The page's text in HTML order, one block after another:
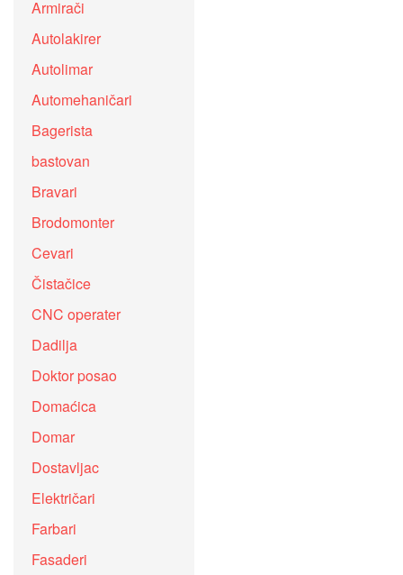
Armirači
Autolakirer
Autolimar
Automehaničari
Bagerista
bastovan
Bravari
Brodomonter
Cevari
Čistačice
CNC operater
Dadilja
Doktor posao
Domaćica
Domar
Dostavljac
Električari
Farbari
Fasaderi